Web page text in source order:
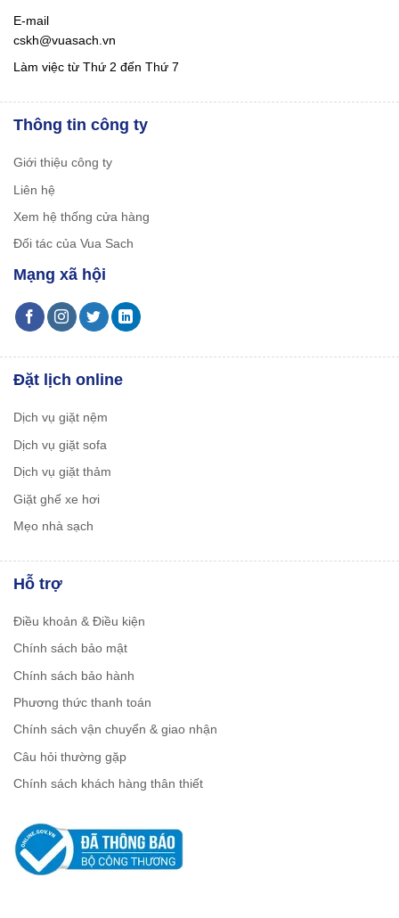
E-mail
cskh@vuasach.vn
Làm việc từ Thứ 2 đến Thứ 7
Thông tin công ty
Giới thiệu công ty
Liên hệ
Xem hệ thống cửa hàng
Đối tác của Vua Sach
Mạng xã hội
Đặt lịch online
Dịch vụ giặt nệm
Dịch vụ giặt sofa
Dịch vụ giặt thảm
Giặt ghế xe hơi
Mẹo nhà sạch
Hỗ trợ
Điều khoản & Điều kiện
Chính sách bảo mật
Chính sách bảo hành
Phương thức thanh toán
Chính sách vận chuyển & giao nhận
Câu hỏi thường gặp
Chính sách khách hàng thân thiết